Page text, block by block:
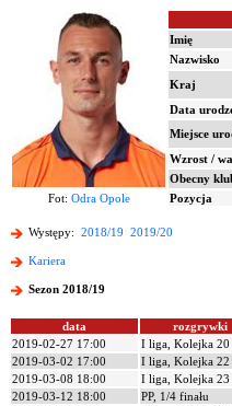
Imię
Nazwisko
Kraj
Data
Miejsce
Wzrost /
Obecny
Fot: Odra Opole Pozycja
Występy: 2018/19 2019/20
Kariera
Sezon 2018/19
data rozgrywki
2019-02-27 17:00
I liga, Kolejka 20
2019-03-02 17:00
I liga, Kolejka 22
2019-03-08 18:00
I liga, Kolejka 23
2019-03-12 18:00
PP, 1/4 finału